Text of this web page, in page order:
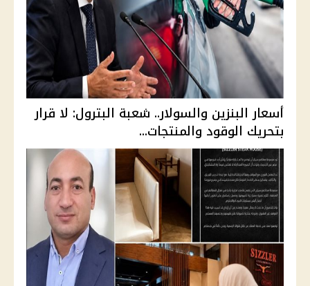
أسعار البنزين والسولار.. شعبة البترول: لا قرار
بتحريك الوقود والمنتجات...